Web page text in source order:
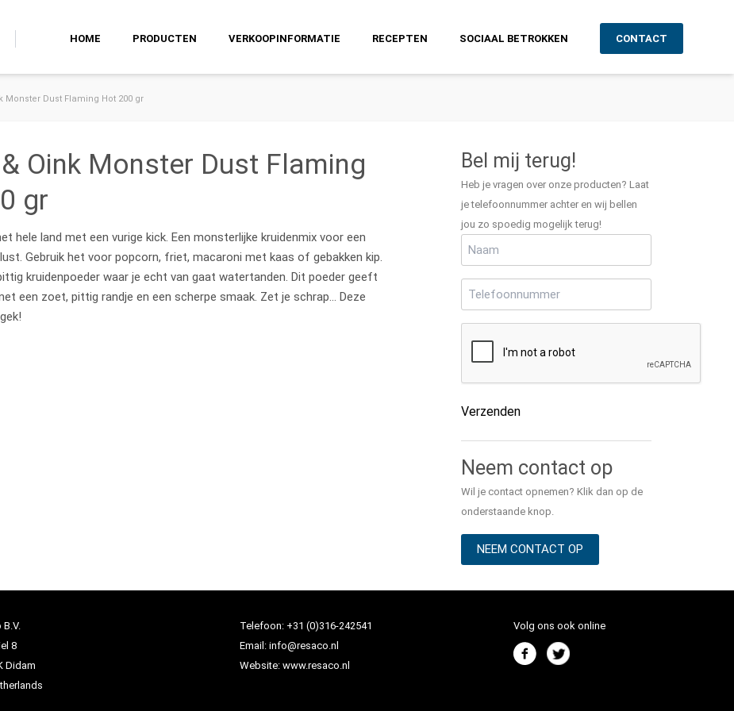
HOME PRODUCTEN VERKOOPINFORMATIE RECEPTEN SOCIAAL BETROKKEN CONTACT
Monster Dust Flaming Hot 200 gr
Oink Monster Dust Flaming
gr
hele land met een vurige kick. Een monsterlijke kruidenmix voor een
Gebruik het voor popcorn, friet, macaroni met kaas of gebakken kip.
kruidenpoeder waar je echt van gaat watertanden. Dit poeder geeft
een zoet, pittig randje en een scherpe smaak. Zet je schrap… Deze
Bel mij terug!
Heb je vragen over onze producten? Laat
je telefoonnummer achter en wij bellen
jou zo spoedig mogelijk terug!
Naam
Telefoonnummer
Verzenden
Neem contact op
Wil je contact opnemen? Klik dan op de
onderstaande knop.
NEEM CONTACT OP
B.V.
8
Didam
Telefoon: +31 (0)316-242541
Email:info@resaco.nl
Website:www.resaco.nl
Volg ons ook online